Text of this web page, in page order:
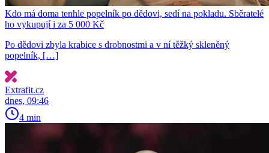
Kdo má doma tenhle popelník po dědovi, sedí na pokladu. Sběratelé
ho vykupují i za 5 000 Kč
Po dědovi zbyla krabice s drobnostmi a v ní těžký skleněný
popelník, […]
Extrafit.cz
dnes, 09:46
4 min